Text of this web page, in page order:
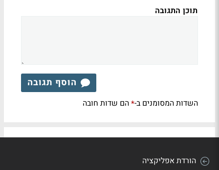
תוכן התגובה
הוסף תגובה
השדות המסומנים ב-*הם שדות חובה
הורדת אפליקציה